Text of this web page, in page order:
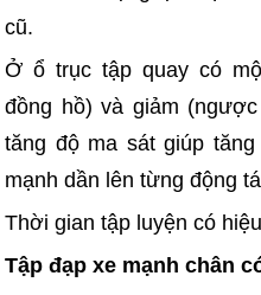
cũ.
Ở ổ trục tập quay có
đồng hồ) và giảm
tăng độ ma sát giúp
mạnh dần lên từng động
Thời gian tập luyện có
Tập đạp xe mạnh chân